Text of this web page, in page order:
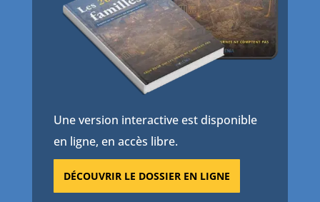
Une version interactive est disponible
en ligne, en accès libre.
DÉCOUVRIR LE DOSSIER EN LIGNE